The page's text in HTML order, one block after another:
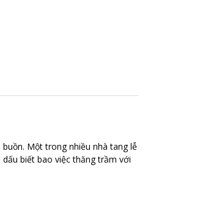
Một trong nhiều nhà tang lễ
biết bao việc thăng trầm với